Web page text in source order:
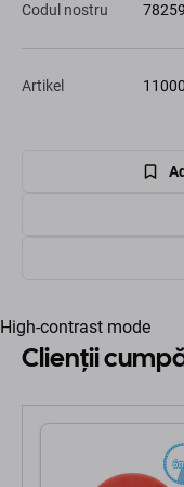
Codul nostru 78259
Artikel
High-contrast mode
Clienții